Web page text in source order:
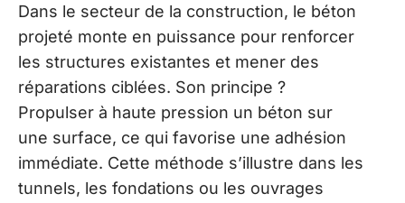
Dans le secteur de la construction, le béton
projeté monte en puissance pour renforcer
les structures existantes et mener des
réparations ciblées. Son principe ?
Propulser à haute pression un béton sur
une surface, ce qui favorise une adhésion
immédiate. Cette méthode s’illustre dans les
tunnels, les fondations ou les ouvrages